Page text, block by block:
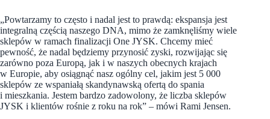
„Powtarzamy to często i nadal jest to prawdą: ekspansja jest
integralną częścią naszego DNA, mimo że zamknęliśmy wiele
sklepów w ramach finalizacji One JYSK. Chcemy mieć
pewność, że nadal będziemy przynosić zyski, rozwijając się
zarówno poza Europą, jak i w naszych obecnych krajach
w Europie, aby osiągnąć nasz ogólny cel, jakim jest 5 000
sklepów ze wspaniałą skandynawską ofertą do spania
i mieszkania. Jestem bardzo zadowolony, że liczba sklepów
JYSK i klientów rośnie z roku na rok” – mówi Rami Jensen.